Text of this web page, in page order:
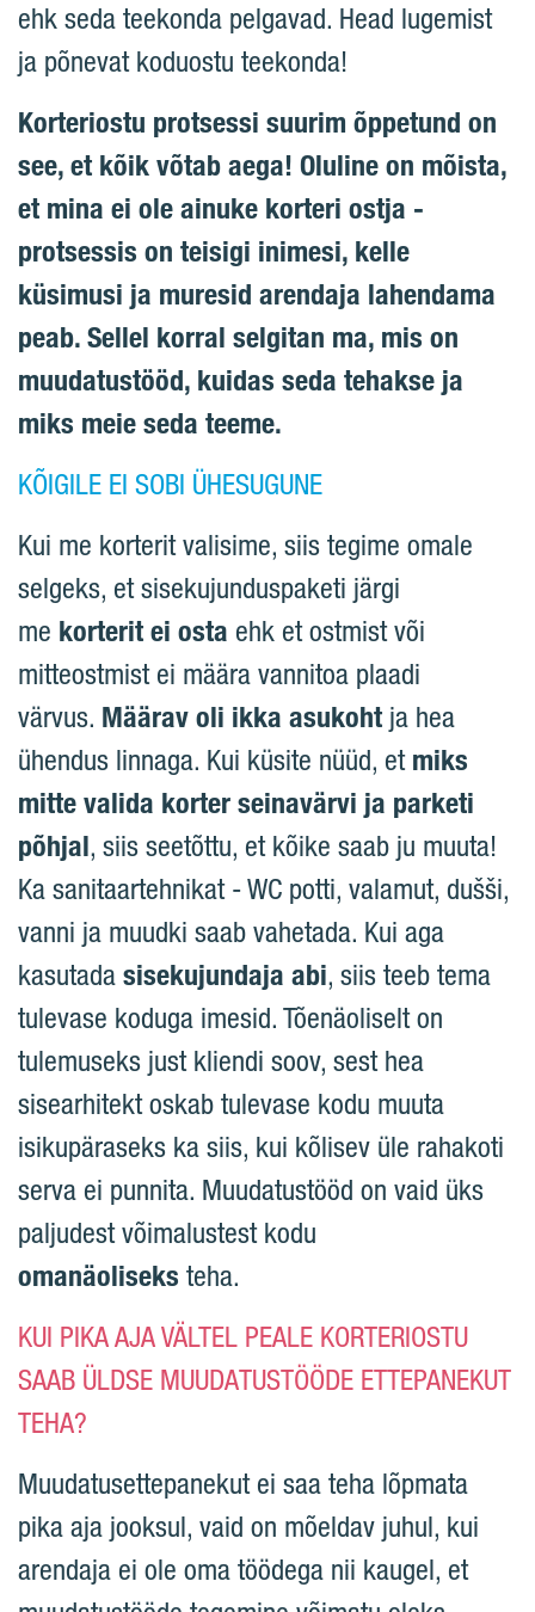
ehk seda teekonda pelgavad. Head lugemist
ja põnevat koduostu teekonda!
Korteriostu protsessi suurim õppetund on
see, et kõik võtab aega! Oluline on mõista,
et mina ei ole ainuke korteri ostja -
protsessis on teisigi inimesi, kelle
küsimusi ja muresid arendaja lahendama
peab. Sellel korral selgitan ma, mis on
muudatustööd, kuidas seda tehakse ja
miks meie seda teeme.
KÕIGILE EI SOBI ÜHESUGUNE
Kui me korterit valisime, siis tegime omale
selgeks, et sisekujunduspaketi järgi
me korterit ei osta ehk et ostmist või
mitteostmist ei määra vannitoa plaadi
värvus. Määrav oli ikka asukoht ja hea
ühendus linnaga. Kui küsite nüüd, et miks
mitte valida korter seinavärvi ja parketi
põhjal, siis seetõttu, et kõike saab ju muuta!
Ka sanitaartehnikat - WC potti, valamut, dušši,
vanni ja muudki saab vahetada. Kui aga
kasutada sisekujundaja abi, siis teeb tema
tulevase koduga imesid. Tõenäoliselt on
tulemuseks just kliendi soov, sest hea
sisearhitekt oskab tulevase kodu muuta
isikupäraseks ka siis, kui kõlisev üle rahakoti
serva ei punnita. Muudatustööd on vaid üks
paljudest võimalustest kodu
omanäoliseks teha.
KUI PIKA AJA VÄLTEL PEALE KORTERIOSTU
SAAB ÜLDSE MUUDATUSTÖÖDE ETTEPANEKUT
TEHA?
Muudatusettepanekut ei saa teha lõpmata
pika aja jooksul, vaid on mõeldav juhul, kui
arendaja ei ole oma töödega nii kaugel, et